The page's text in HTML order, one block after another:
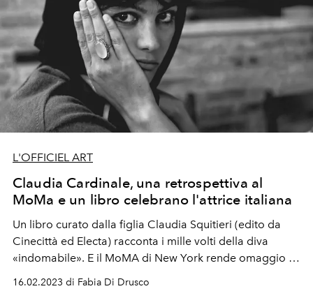
L'OFFICIEL ART
Claudia Cardinale, una retrospettiva al
MoMa e un libro celebrano l'attrice italiana
Un libro curato dalla figlia Claudia Squitieri (edito da
Cinecittà ed Electa) racconta i mille volti della diva
«indomabile». E il MoMA di New York rende omaggio a
Claudia Cardinale con una retrospettiva che ha visto
16.02.2023 di Fabia Di Drusco